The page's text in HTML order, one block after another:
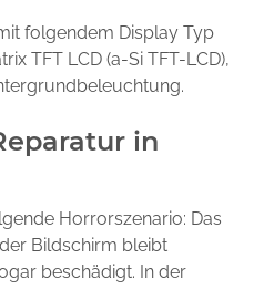
folgendem Display Typ
TFT LCD (a-Si TFT-LCD),
in
Horrorszenario: Das
Bildschirm bleibt
beschädigt. In der